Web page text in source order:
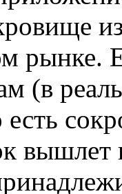
рынке.
(в
вышлет